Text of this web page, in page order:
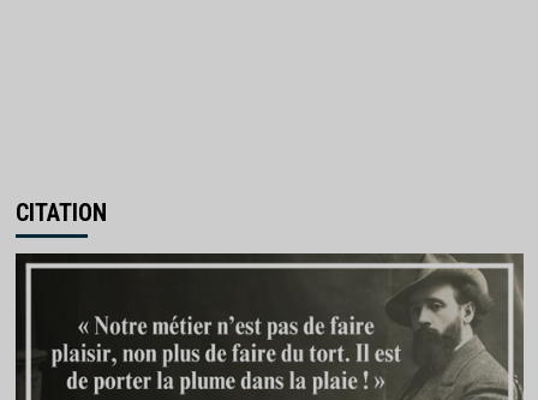
CITATION